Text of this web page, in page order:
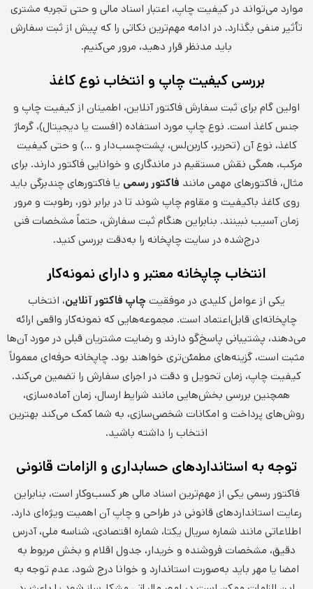
موارد می‌تواند در کیفیت چاپ، اعتبار اسناد مالی و حتی تجربه مشتری
تأثیر منفی بگذارد. در ادامه مهم‌ترین نکاتی را که پیش از ثبت سفارش
باید مدنظر قرار دهید، مرور می‌کنیم.
بررسی کیفیت چاپ و انتخاب نوع کاغذ
اولین گام برای ثبت سفارش فاکتور آنلاین، اطمینان از کیفیت چاپ و
جنس کاغذ است. نوع چاپ مورد استفاده (افست یا دیجیتال)، گرماژ
کاغذ، نوع آن (تحریر، کاربن‌لس، پشت‌چسب‌دار و …) و حتی کیفیت
مرکب، همگی نقش مستقیم در ماندگاری و خوانایی فاکتور دارند. برای
مثال، فاکتورهای مهمی مانند فاکتور رسمی یا فاکتورهای چندبرگی باید
روی کاغذ باکیفیت و مقاوم چاپ شوند تا در برابر نور، رطوبت و مرور
زمان آسیب نبینند. بنابراین هنگام ثبت سفارش، حتماً مشخصات فنی
درج‌شده در سایت چاپخانه را به‌دقت بررسی کنید.
انتخاب چاپخانه معتبر و دارای نمونه‌کار
یکی از عوامل کلیدی در موفقیتچاپ فاکتور آنلاین، انتخاب
چاپخانه‌ای قابل‌اعتماد است. مجموعه‌هایی که نمونه‌کار واقعی ارائه
می‌دهند، پشتیبانی پاسخ‌گو دارند و رضایت مشتریان قبلی در مورد آن‌ها
مثبت است، گزینه‌های مطمئن‌تری خواهند بود. چاپخانه حرفه‌ای معمولاً
کیفیت چاپ، زمان تحویل و دقت در اجرای سفارش را تضمین می‌کند.
همچنین بررسی بخش‌هایی مانند شرایط ارسال، زمان آماده‌سازی،
روش‌های پرداخت و امکانات شخصی‌سازی، به شما کمک می‌کند بهترین
انتخاب را داشته باشید.
توجه به استانداردهای حسابداری و الزامات قانونی
فاکتور رسمی یکی از مهم‌ترین اسناد مالی هر کسب‌وکار است، بنابراین
رعایت استانداردهای قانونی در طراحی و چاپ آن اهمیت ویژه‌ای دارد.
اطلاعاتی مانند شماره سریال یکتا، شماره اقتصادی، شناسه ملی، آدرس
دقیق، مشخصات فروشنده و خریدار، جدول اقلام و بخش مربوط به
امضا یا مهر باید به‌صورت استاندارد و خوانا درج شود. عدم توجه به